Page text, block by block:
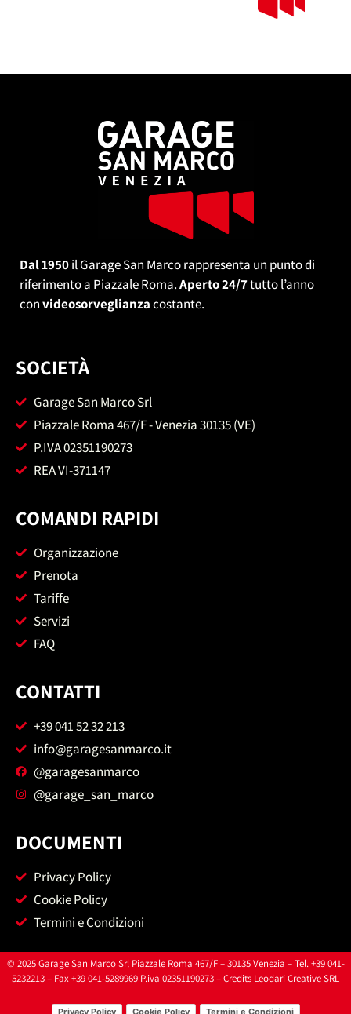
Dal 1950il Garage San Marco rappresenta un punto di
riferimento a Piazzale Roma.Aperto 24/7tutto l’anno
convideosorveglianzacostante.
SOCIETÀ
Garage San Marco Srl
Piazzale Roma 467/F - Venezia 30135 (VE)
P.IVA 02351190273
REA VI-371147
COMANDI RAPIDI
Organizzazione
Prenota
Tariffe
Servizi
FAQ
CONTATTI
+39 041 52 32 213
info@garagesanmarco.it
@garagesanmarco
@garage_san_marco
DOCUMENTI
Privacy Policy
Cookie Policy
Termini e Condizioni
© 2025 Garage San Marco Srl Piazzale Roma 467/F – 30135 Venezia – Tel. +39 041-
5232213 – Fax +39 041-5289969 P.iva 02351190273 – Credits Leodari Creative SRL
Privacy Policy Cookie Policy Termini e Condizioni